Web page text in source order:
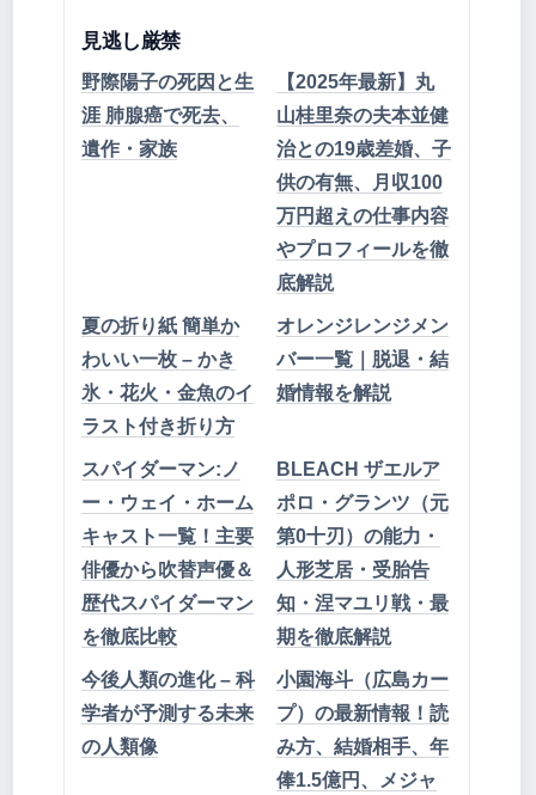
見逃し厳禁
野際陽子の死因と生
涯 肺腺癌で死去、
遺作・家族
【2025年最新】丸
山桂里奈の夫本並健
治との19歳差婚、子
供の有無、月収100
万円超えの仕事内容
やプロフィールを徹
底解説
夏の折り紙 簡単か
わいい一枚 – かき
氷・花火・金魚のイ
ラスト付き折り方
オレンジレンジメン
バー一覧｜脱退・結
婚情報を解説
スパイダーマン:ノ
ー・ウェイ・ホーム
キャスト一覧！主要
俳優から吹替声優＆
歴代スパイダーマン
を徹底比較
BLEACH ザエルア
ポロ・グランツ（元
第0十刃）の能力・
人形芝居・受胎告
知・涅マユリ戦・最
期を徹底解説
今後人類の進化 – 科
学者が予測する未来
の人類像
小園海斗（広島カー
プ）の最新情報！読
み方、結婚相手、年
俸1.5億円、メジャ